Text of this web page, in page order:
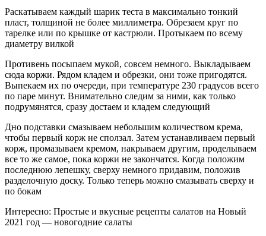
Раскатываем каждый шарик теста в максимально тонкий
пласт, толщиной не более миллиметра. Обрезаем круг по
тарелке или по крышке от кастрюли. Протыкаем по всему
диаметру вилкой
Противень посыпаем мукой, совсем немного. Выкладываем
сюда коржи. Рядом кладем и обрезки, они тоже пригодятся.
Выпекаем их по очереди, при температуре 230 градусов всего
по паре минут. Внимательно следим за ними, как только
подрумянятся, сразу достаем и кладем следующий
Дно подставки смазываем небольшим количеством крема,
чтобы первый корж не сползал. Затем устанавливаем первый
корж, промазываем кремом, накрываем другим, проделываем
все то же самое, пока коржи не закончатся. Когда положим
последнюю лепешку, сверху немного придавим, положив
разделочную доску. Только теперь можно смазывать сверху и
по бокам
Интересно: Простые и вкусные рецепты салатов на Новый
2021 год — новогодние салаты